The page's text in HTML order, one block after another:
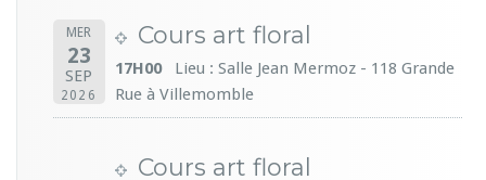
MER
23
SEP
2026
Cours art floral
17H00
Lieu : Salle Jean Mermoz - 118 Grande
Rue à Villemomble
Cours art floral